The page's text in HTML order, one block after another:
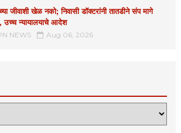
जीवाशी खेळ नको; निवासी डॉक्टरांनी तातडीने संप मागे
उच्च न्यायालयाचे आदेश
NEWS Aug 06, 2026